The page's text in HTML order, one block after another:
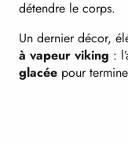
détendre le corps.
Un dernier décor,
à vapeur viking :
glacée pour